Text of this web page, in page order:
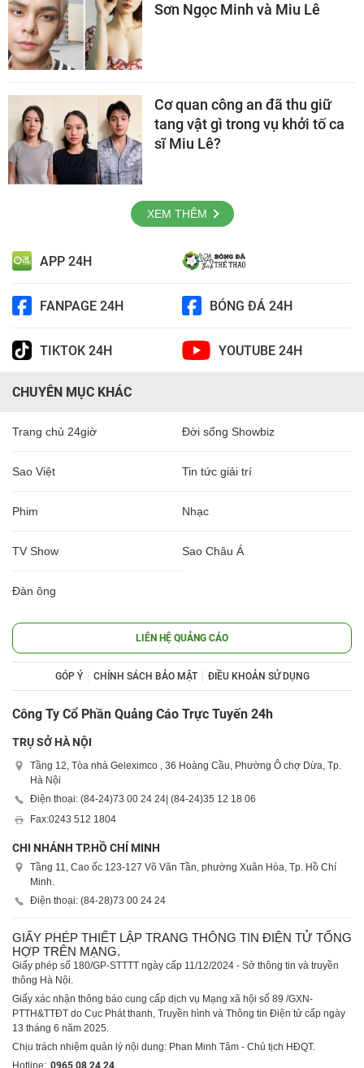
Sơn Ngọc Minh và Miu Lê
Cơ quan công an đã thu giữ
tang vật gì trong vụ khởi tố ca
sĩ Miu Lê?
XEM THÊM
APP 24H
FANPAGE 24H BÓNG ĐÁ 24H
TIKTOK 24H YOUTUBE 24H
CHUYÊN MỤC KHÁC
Trang chủ 24giờ Đời sống Showbiz
Sao Việt Tin tức giải trí
Phim Nhạc
TV Show Sao Châu Á
Đàn ông
LIÊN HỆ QUẢNG CÁO
GÓP Ý CHÍNH SÁCH BẢO MẬT ĐIỀU KHOẢN SỬ DỤNG
Công Ty Cổ Phần Quảng Cáo Trực Tuyến 24h
TRỤ SỞ HÀ NỘI
Tầng 12, Tòa nhà Geleximco , 36 Hoàng Cầu, Phường Ô chợ Dừa, Tp.
Hà Nội
Điện thoại: (84-24)73 00 24 24 | (84-24)35 12 18 06
Fax:0243 512 1804
CHI NHÁNH TP.HỒ CHÍ MINH
Tầng 11, Cao ốc 123-127 Võ Văn Tần, phường Xuân Hòa, Tp. Hồ Chí
Minh.
Điện thoại: (84-28)73 00 24 24
GIẤY PHÉP THIẾT LẬP TRANG THÔNG TIN ĐIỆN TỬ TỔNG
HỢP TRÊN MẠNG.
Giấy phép số 180/GP-STTTT ngày cấp 11/12/2024 - Sở thông tin và truyền
thông Hà Nội.
Giấy xác nhận thông báo cung cấp dịch vụ Mạng xã hội số 89 /GXN-
PTTH&TTĐT do Cục Phát thanh, Truyền hình và Thông tin Điện tử cấp ngày
13 tháng 6 năm 2025.
Chịu trách nhiệm quản lý nội dung: Phan Minh Tâm - Chủ tịch HĐQT.